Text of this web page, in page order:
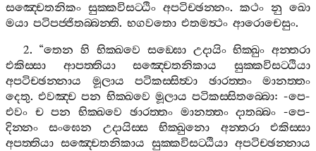
සඤ‍්චෙතනිකං සුක‍්කවිසට‍්ඨිං අපටිච‍්ඡන‍්නං. කථං නු ඛො
මයා පටිපජ‍්ජිතබ‍්බන‍්ති. භගවතො එතමත්‍ථං ආරොචෙසුං.
2. “තෙන හි භික‍්ඛවෙ සඞ‍්ඝො උදායිං භික‍්ඛුං අන‍්තරා
එකිස‍්සා
ආපත‍්තියා සඤ‍්චෙතනිකාය
සුක‍්කවිසට‍්ඨියා
අපටිච‍්ඡන‍්නාය
මූලාය පටිකස‍්සිත්‍වා ඡාරත‍්තං
මානත‍්තං
දෙතු.එවඤ‍්ච පන භික‍්ඛවෙ මූලාය පටිකස‍්සිතබ‍්බො: -පෙ-
එවං ච පන භික‍්ඛවෙ ඡාරත‍්තං මානත‍්තං දාතබ‍්බං -පෙ-
දින‍්නං
සංඝෙන උදායිස‍්ස භික‍්ඛුනො අන‍්තරා
එකිස‍්සා
අපත‍්තියා සඤ‍්චෙතනිකාය සුක‍්කවිසට‍්ඨියා අපටිච‍්ඡන‍්නාය